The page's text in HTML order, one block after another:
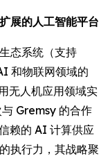
展的人工智能平台
态系统（支持
和物联网领域的
无人机应用领域实
Gremsy 的合作
赖的 AI 计算供应
执行力，其战略聚